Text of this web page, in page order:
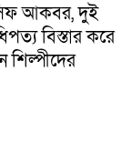
আকবর, দুই
বিস্তার করে
শিল্পীদের